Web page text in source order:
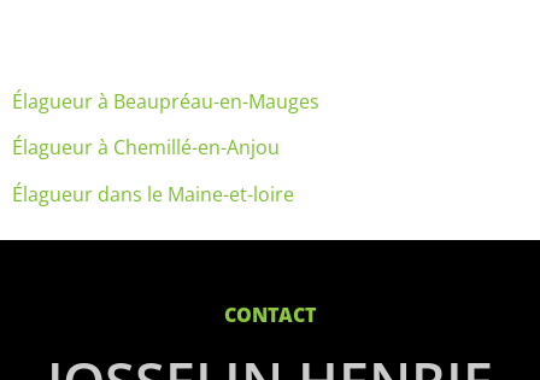
Élagueur à Beaupréau-en-Mauges
Élagueur à Chemillé-en-Anjou
Élagueur dans le Maine-et-loire
CONTACT